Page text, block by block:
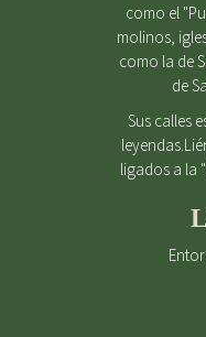
como el
molinos,
como la de
de
Sus calles
ligados a la